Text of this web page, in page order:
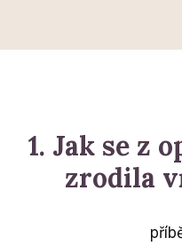
1. Jak se z
zrodila